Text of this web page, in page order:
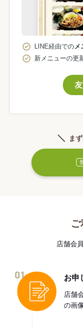
LINE経由での
新メニューの更
ま
店舗会
01 お申
店舗
の画